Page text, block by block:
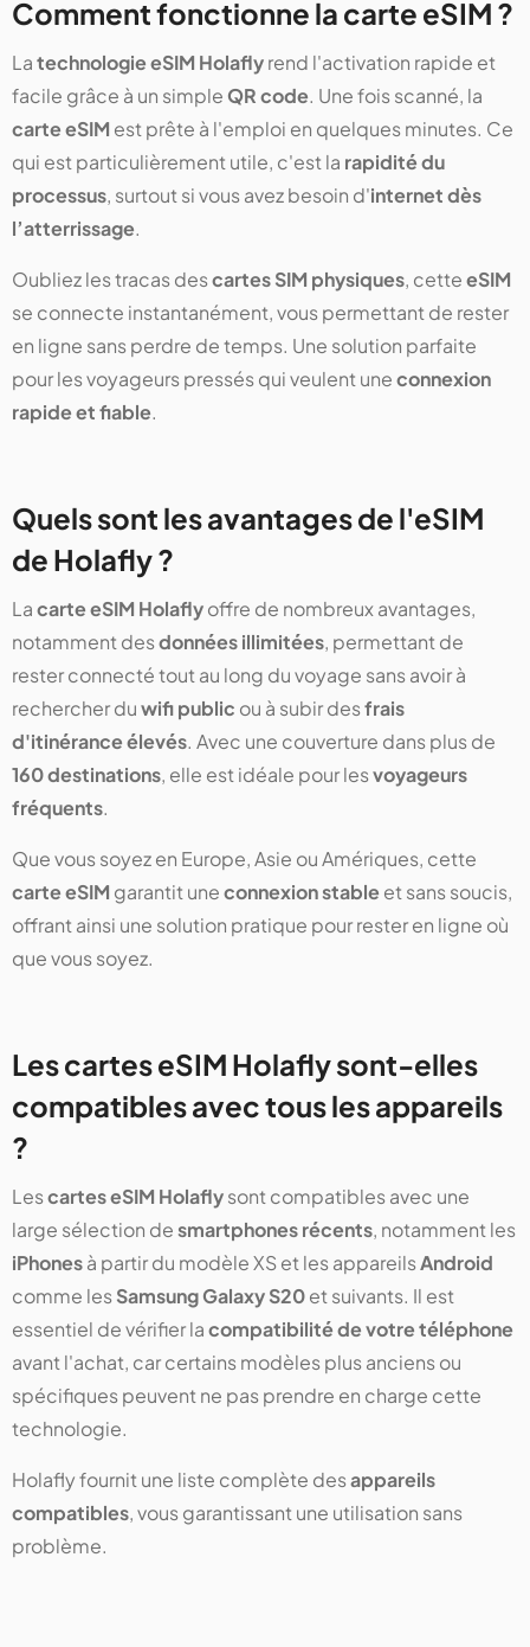
Comment fonctionne la carte eSIM ?
Latechnologie eSIM Holaflyrend l'activation rapide et
facile grâce à un simple QR code. Une fois scanné, la
carte eSIM est prête à l'emploi en quelques minutes. Ce
qui est particulièrement utile, c'est la rapidité du
processus, surtout si vous avez besoin d'internet dès
l’atterrissage.
Oubliez les tracas descartes SIM physiques, cetteeSIM
se connecte instantanément, vous permettant de rester
en ligne sans perdre de temps. Une solution parfaite
pour les voyageurs pressés qui veulent uneconnexion
rapide et fiable.
Quels sont les avantages de l'eSIM
de Holafly ?
Lacarte eSIM Holaflyoffre de nombreux avantages,
notamment desdonnées illimitées, permettant de
rester connecté tout au long du voyage sans avoir à
rechercher duwifi public ou à subir desfrais
d'itinérance élevés. Avec une couverture dans plus de
160 destinations, elle est idéale pour lesvoyageurs
fréquents.
Que vous soyez en Europe, Asie ou Amériques, cette
carte eSIM garantit uneconnexion stableet sans soucis,
offrant ainsi une solution pratique pour rester en ligne où
que vous soyez.
Les cartes eSIM Holafly sont-elles
compatibles avec tous les appareils
?
Lescartes eSIM Holaflysont compatibles avec une
large sélection desmartphones récents, notamment les
iPhonesà partir du modèle XS et les appareilsAndroid
comme lesSamsung Galaxy S20et suivants. Il est
essentiel de vérifier lacompatibilité de votre téléphone
avant l'achat, car certains modèles plus anciens ou
spécifiques peuvent ne pas prendre en charge cette
technologie.
Holafly fournit une liste complète desappareils
compatibles, vous garantissant une utilisation sans
problème.